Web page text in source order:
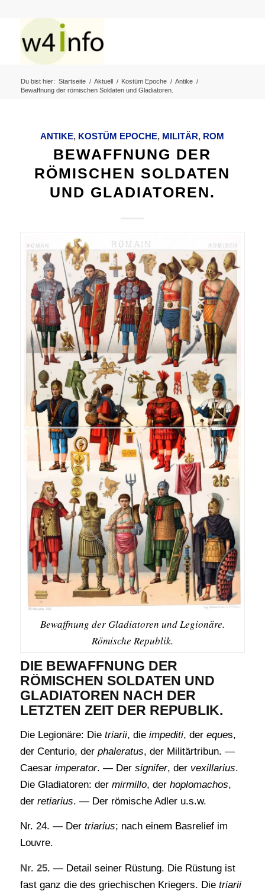
Du bist hier: Startseite / Aktuell / Kostüm Epoche / Antike /
Bewaffnung der römischen Soldaten und Gladiatoren.
ANTIKE, KOSTÜM EPOCHE, MILITÄR, ROM
BEWAFFNUNG DER
RÖMISCHEN SOLDATEN
UND GLADIATOREN.
Bewaffnung der Gladiatoren und Legionäre.
Römische Republik.
DIE BEWAFFNUNG DER
RÖMISCHEN SOLDATEN UND
GLADIATOREN NACH DER
LETZTEN ZEIT DER REPUBLIK.
Die Legionäre: Die triarii, die impediti, der eques,
der Centurio, der phaleratus, der Militärtribun. —
Caesar imperator. — Der signifer, der vexillarius.
Die Gladiatoren: der mirmillo, der hoplomachos,
der retiarius. — Der römische Adler u.s.w.
Nr. 24. — Der triarius; nach einem Basrelief im
Louvre.
Nr. 25. — Detail seiner Rüstung. Die Rüstung ist
fast ganz die des griechischen Kriegers. Die triarii